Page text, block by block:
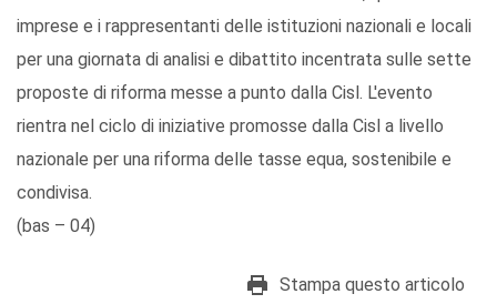
imprese e i rappresentanti delle istituzioni nazionali e locali
per una giornata di analisi e dibattito incentrata sulle sette
proposte di riforma messe a punto dalla Cisl. L'evento
rientra nel ciclo di iniziative promosse dalla Cisl a livello
nazionale per una riforma delle tasse equa, sostenibile e
condivisa.
(bas – 04)
Stampa questo articolo